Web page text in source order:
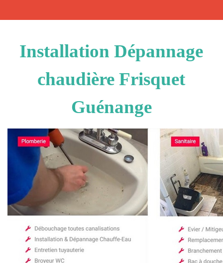
Installation Dépannage
chaudière Frisquet
Guénange